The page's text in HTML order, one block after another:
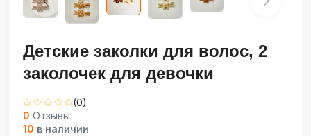
Детские заколки для волос, 2
заколочек для девочки
(0)
0 Отзывы
10 в наличии